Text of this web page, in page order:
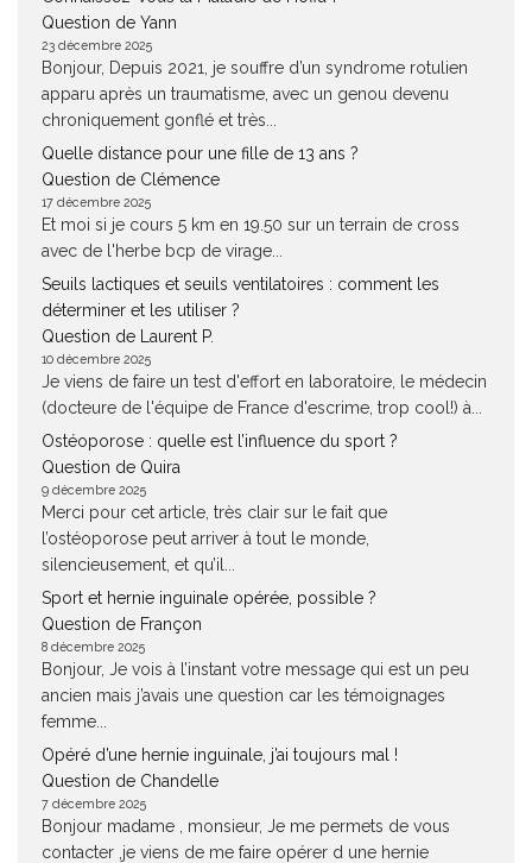
Question de Yann
23 décembre 2025
Bonjour, Depuis 2021, je souffre d’un syndrome rotulien
apparu après un traumatisme, avec un genou devenu
chroniquement gonflé et très...
Quelle distance pour une fille de 13 ans ?
Question de Clémence
17 décembre 2025
Et moi si je cours 5 km en 19.50 sur un terrain de cross
avec de l'herbe bcp de virage...
Seuils lactiques et seuils ventilatoires : comment les
déterminer et les utiliser ?
Question de Laurent P.
10 décembre 2025
Je viens de faire un test d'effort en laboratoire, le médecin
(docteure de l'équipe de France d'escrime, trop cool!) à...
Ostéoporose : quelle est l’influence du sport ?
Question de Quira
9 décembre 2025
Merci pour cet article, très clair sur le fait que
l’ostéoporose peut arriver à tout le monde,
silencieusement, et qu’il...
Sport et hernie inguinale opérée, possible ?
Question de Françon
8 décembre 2025
Bonjour, Je vois à l’instant votre message qui est un peu
ancien mais j’avais une question car les témoignages
femme...
Opéré d’une hernie inguinale, j’ai toujours mal !
Question de Chandelle
7 décembre 2025
Bonjour madame , monsieur, Je me permets de vous
contacter ,je viens de me faire opérer d une hernie